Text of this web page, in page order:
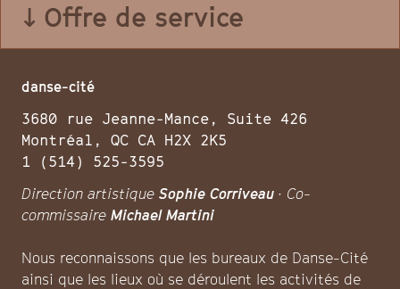
↓ Offre de service
danse-cité
3680 rue Jeanne-Mance, Suite 426
Montréal, QC CA H2X 2K5
1 (514) 525-3595
Direction artistique Sophie Corriveau · Co-
commissaire Michael Martini
Nous reconnaissons que les bureaux de Danse-Cité
ainsi que les lieux où se déroulent les activités de